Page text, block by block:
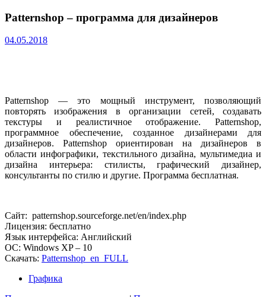
Patternshop – программа для дизайнеров
04.05.2018
Patternshop — это мощный инструмент, позволяющий
повторять изображения в организации сетей, создавать
текстуры и реалистичное отображение. Patternshop,
программное обеспечение, созданное дизайнерами для
дизайнеров. Patternshop ориентирован на дизайнеров в
области инфографики, текстильного дизайна, мультимедиа и
дизайна интерьера: стилисты, графический дизайнер,
консультанты по стилю и другие. Программа бесплатная.
Сайт: patternshop.sourceforge.net/en/index.php
Лицензия: бесплатно
Язык интерфейса: Английский
ОС: Windows XP – 10
Скачать: Patternshop_en_FULL
Графика